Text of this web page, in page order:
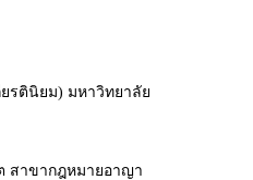
รตินิยม) มหาวิทยาลัย
สาขากฎหมายอาญา